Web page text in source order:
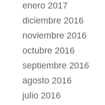
enero 2017
diciembre 2016
noviembre 2016
octubre 2016
septiembre 2016
agosto 2016
julio 2016